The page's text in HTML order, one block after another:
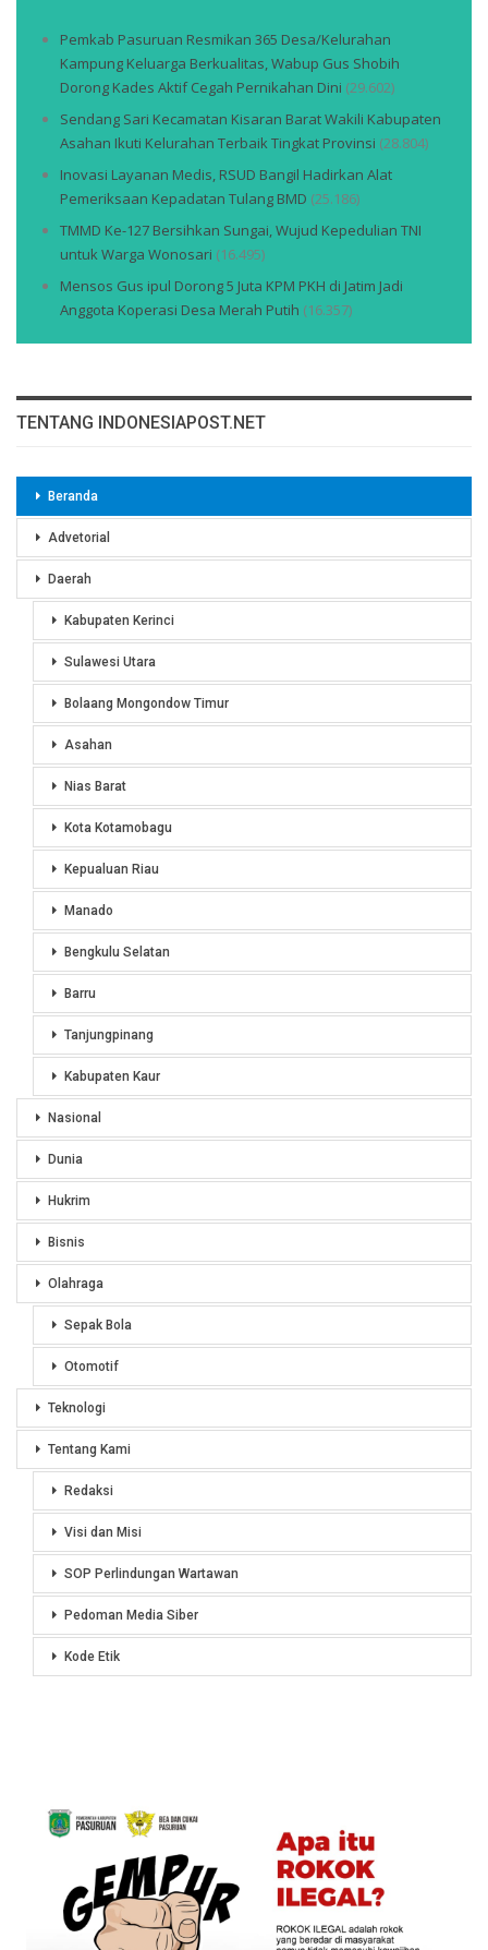
Pemkab Pasuruan Resmikan 365 Desa/Kelurahan
Kampung Keluarga Berkualitas, Wabup Gus Shobih
Dorong Kades Aktif Cegah Pernikahan Dini (29.602)
Sendang Sari Kecamatan Kisaran Barat Wakili Kabupaten
Asahan Ikuti Kelurahan Terbaik Tingkat Provinsi (28.804)
Inovasi Layanan Medis, RSUD Bangil Hadirkan Alat
Pemeriksaan Kepadatan Tulang BMD (25.186)
TMMD Ke-127 Bersihkan Sungai, Wujud Kepedulian TNI
untuk Warga Wonosari (16.495)
Mensos Gus ipul Dorong 5 Juta KPM PKH di Jatim Jadi
Anggota Koperasi Desa Merah Putih (16.357)
TENTANG INDONESIAPOST.NET
Beranda
Advetorial
Daerah
Kabupaten Kerinci
Sulawesi Utara
Bolaang Mongondow Timur
Asahan
Nias Barat
Kota Kotamobagu
Kepualuan Riau
Manado
Bengkulu Selatan
Barru
Tanjungpinang
Kabupaten Kaur
Nasional
Dunia
Hukrim
Bisnis
Olahraga
Sepak Bola
Otomotif
Teknologi
Tentang Kami
Redaksi
Visi dan Misi
SOP Perlindungan Wartawan
Pedoman Media Siber
Kode Etik